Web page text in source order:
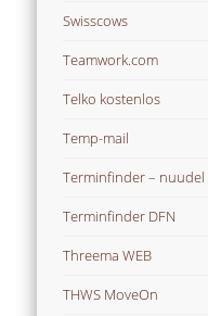
Swisscows
Teamwork.com
Telko kostenlos
Temp-mail
Terminfinder – nuudel
Terminfinder DFN
Threema WEB
THWS MoveOn